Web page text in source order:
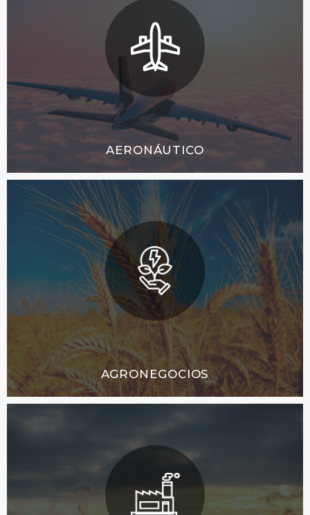
AERONÁUTICO
AGRONEGOCIOS